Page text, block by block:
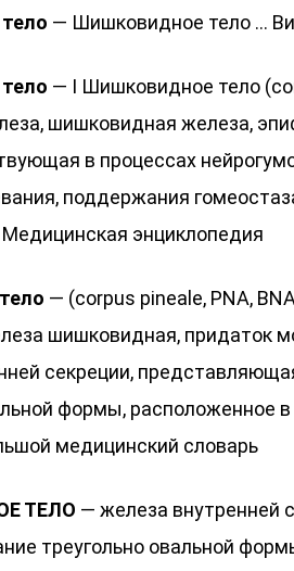
— Шишковидное тело …
— I Шишковидное тело
шишковидная железа,
в процессах
поддержания
энциклопедия
— (corpus pineale, PNA,
шишковидная, придаток
секреции,
формы, расположенное
медицинский словарь
ТЕЛО — железа внутренней
треугольно овальной